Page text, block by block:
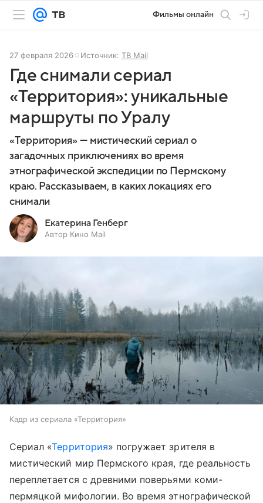
Фильмы онлайн
27 февраля 2026 Источник: ТВ Mail
Где снимали сериал
«Территория»: уникальные
маршруты по Уралу
«Территория» — мистический сериал о
загадочных приключениях во время
этнографической экспедиции по Пермскому
краю. Рассказываем, в каких локациях его
снимали
Екатерина Генберг
Автор Кино Mail
Кадр из сериала «Территория»
Сериал «Территория» погружает зрителя в
мистический мир Пермского края, где реальность
переплетается с древними поверьями коми-
пермяцкой мифологии. Во время этнографической